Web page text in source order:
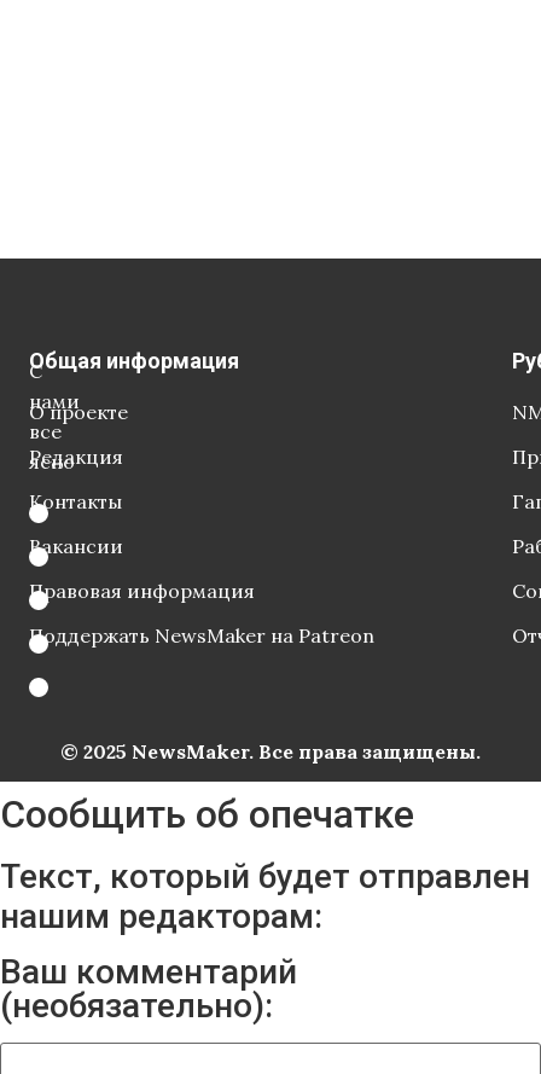
С
нами
все
ясно
Общая информация
О проекте
Редакция
Контакты
Вакансии
Правовая информация
Поддержать NewsMaker на Patreon
© 2025 NewsMaker. Все права защищены.
Сообщить об опечатке
Текст, который будет отправлен
нашим редакторам:
Ваш комментарий
(необязательно):